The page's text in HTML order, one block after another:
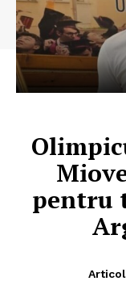
pentru